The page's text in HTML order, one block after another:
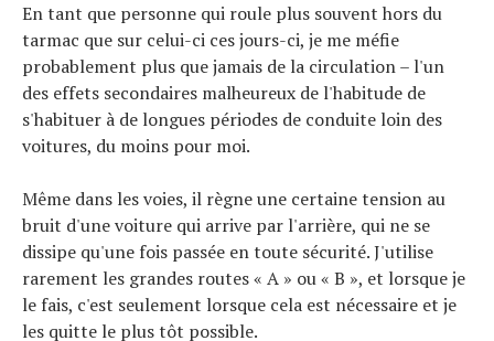
En tant que personne qui roule plus souvent hors du
tarmac que sur celui-ci ces jours-ci, je me méfie
probablement plus que jamais de la circulation – l'un
des effets secondaires malheureux de l'habitude de
s'habituer à de longues périodes de conduite loin des
voitures, du moins pour moi.
Même dans les voies, il règne une certaine tension au
bruit d'une voiture qui arrive par l'arrière, qui ne se
dissipe qu'une fois passée en toute sécurité. J'utilise
rarement les grandes routes « A » ou « B », et lorsque je
le fais, c'est seulement lorsque cela est nécessaire et je
les quitte le plus tôt possible.